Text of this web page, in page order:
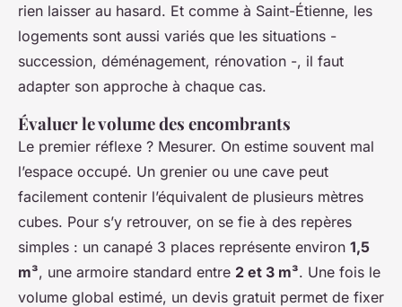
rien laisser au hasard. Et comme à Saint-Étienne, les
logements sont aussi variés que les situations -
succession, déménagement, rénovation -, il faut
adapter son approche à chaque cas.
Évaluer le volume des encombrants
Le premier réflexe ? Mesurer. On estime souvent mal
l’espace occupé. Un grenier ou une cave peut
facilement contenir l’équivalent de plusieurs mètres
cubes. Pour s’y retrouver, on se fie à des repères
simples : un canapé 3 places représente environ 1,5
m³, une armoire standard entre 2 et 3 m³. Une fois le
volume global estimé, un devis gratuit permet de fixer